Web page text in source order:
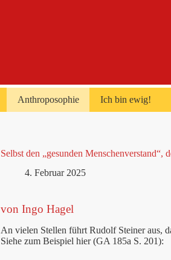
Anthroposophie Ich bin ewig!
Selbst den „gesunden
4. Februar 2025
von Ingo Hagel
An vielen Stellen führt Rudolf Steiner aus,
Siehe zum Beispiel hier (GA 185a S. 201):